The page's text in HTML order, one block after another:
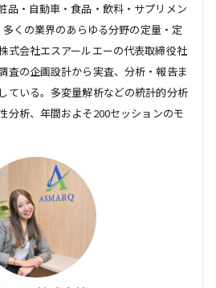
品・自動車・食品・飲料・サプリメン
多くの業界のあらゆる分野の定量・定
式会社エスアールエーの代表取締役社
査の企画設計から実査、分析・報告ま
ている。多変量解析などの統計的分析
分析、年間およそ200セッションのモ